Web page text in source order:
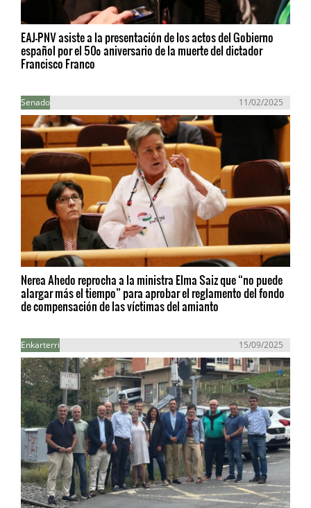
EAJ-PNV asiste a la presentación de los actos del Gobierno
español por el 50º aniversario de la muerte del dictador
Francisco Franco
Senado 11/02/2025
Nerea Ahedo reprocha a la ministra Elma Saiz que “no puede
alargar más el tiempo” para aprobar el reglamento del fondo
de compensación de las víctimas del amianto
Enkarterri 15/09/2025